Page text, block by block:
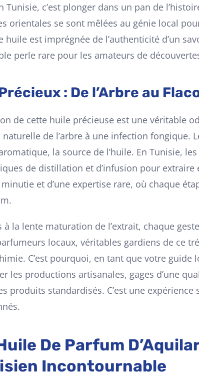
Tunisie, c’est plonger dans un pan de
orientales se sont mêlées au génie local
huile est imprégnée de l’authenticité d’un
perle rare pour les amateurs de
: De l’Arbre au
de cette huile précieuse est une véritable
naturelle de l’arbre à une infection fongique.
la source de l’huile. En Tunisie,
de distillation et d’infusion pour extraire
et d’une expertise rare, où chaque
la lente maturation de l’extrait, chaque
locaux, véritables gardiens de ce
C’est pourquoi, en tant que votre guide
les productions artisanales, gages d’une
produits standardisés. C’est une
De Parfum
Incontournable